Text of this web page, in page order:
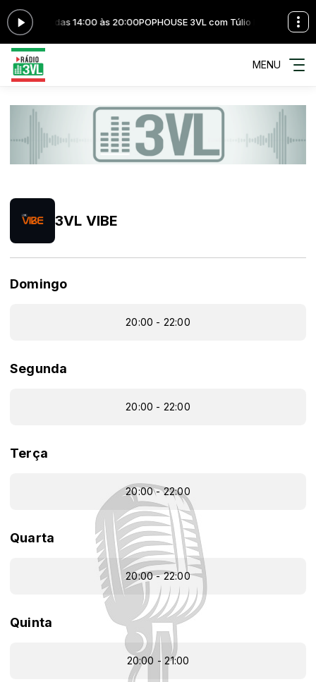
Belotte das 14:00 às 20:00POPHOUSE 3VL com Túlio Belotte das
MENU
3VL VIBE
Domingo
20:00 - 22:00
Segunda
20:00 - 22:00
Terça
20:00 - 22:00
Quarta
20:00 - 22:00
Quinta
20:00 - 21:00